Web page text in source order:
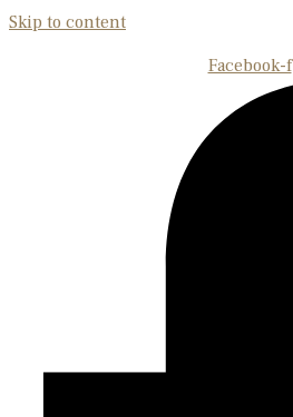
Skip to content
Facebook-f